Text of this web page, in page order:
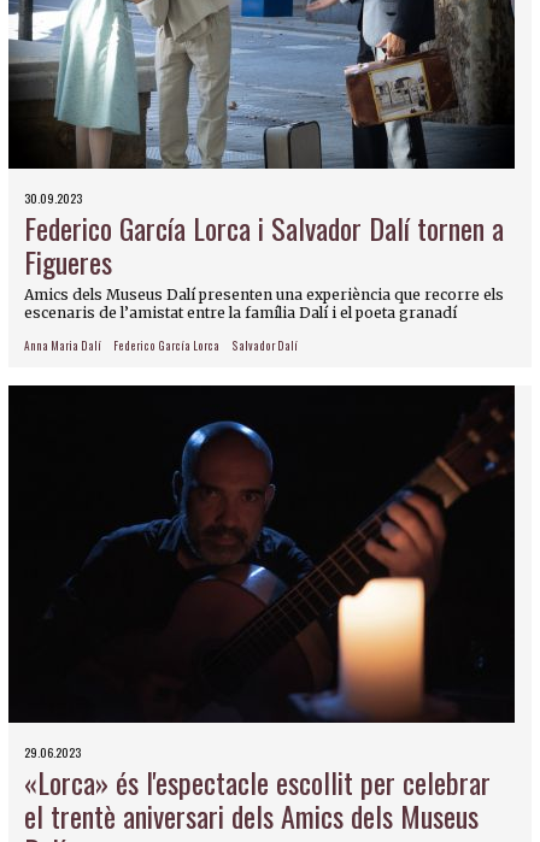
30.09.2023
Federico García Lorca i Salvador Dalí tornen a
Figueres
Amics dels Museus Dalí presenten una experiència que recorre els
escenaris de l’amistat entre la família Dalí i el poeta granadí
Anna Maria Dalí Federico García Lorca Salvador Dalí
29.06.2023
«Lorca» és l'espectacle escollit per celebrar
el trentè aniversari dels Amics dels Museus